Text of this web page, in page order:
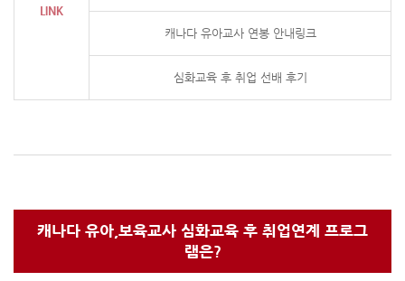
LINK
캐나다 유아교사 연봉 안내링크
심화교육 후 취업 선배 후기
캐나다 유아,보육교사 심화교육 후 취업연계 프로그
램은?